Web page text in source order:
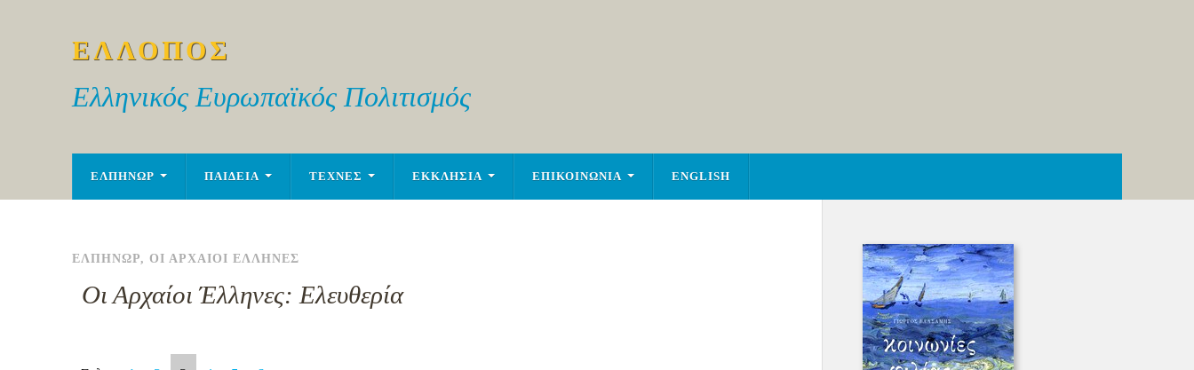
ΕΛΛΟΠΟΣ
Ελληνικός Ευρωπαϊκός Πολιτισμός
ΕΛΠΗΝΩΡ ΠΑΙΔΕΙΑ ΤΕΧΝΕΣ ΕΚΚΛΗΣΙΑ ΕΠΙΚΟΙΝΩΝΙΑ ENGLISH
ΕΛΠΗΝΩΡ, ΟΙ ΑΡΧΑΙΟΙ ΕΛΛΗΝΕΣ
Οι Αρχαίοι Έλληνες: Ελευθερία